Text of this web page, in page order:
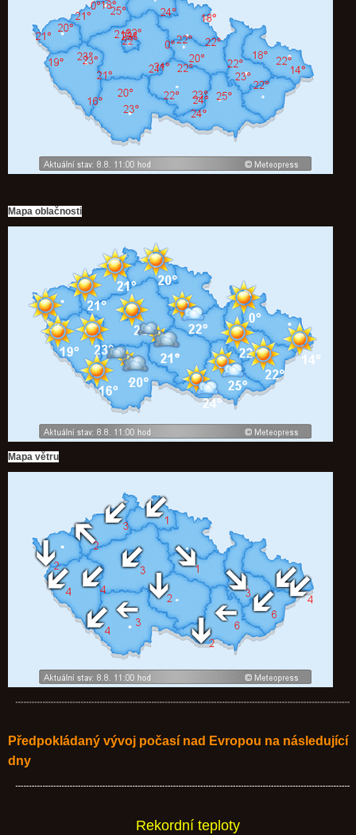
Mapa oblačnosti
Mapa větru
Předpokládaný vývoj počasí nad Evropou na následující
dny
Rekordní teploty